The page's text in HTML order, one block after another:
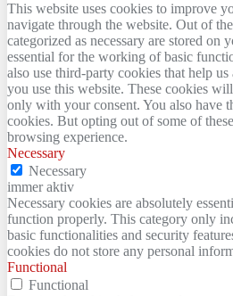
This website uses cookies to improve
navigate through the website. Out of
categorized as necessary are stored on
essential for the working of basic
also use third-party cookies that help
you use this website. These cookies
only with your consent. You also have
cookies. But opting out of some of
browsing experience.
Necessary
Necessary
immer aktiv
Necessary cookies are absolutely
function properly. This category only
basic functionalities and security
cookies do not store any personal
Functional
Functional